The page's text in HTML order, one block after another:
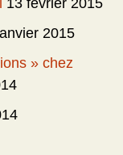
13 février 2015
2015
» chez